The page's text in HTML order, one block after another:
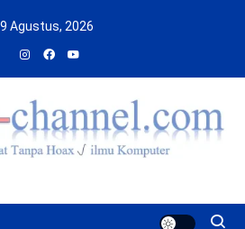
Agustus, 2026